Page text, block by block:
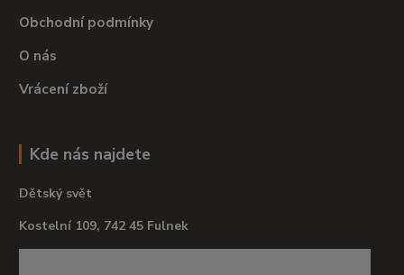
Obchodní podmínky
O nás
Vrácení zboží
Kde nás najdete
Dětský svět
Kostelní 109, 742 45 Fulnek